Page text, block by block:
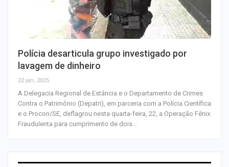
Polícia desarticula grupo investigado por
lavagem de dinheiro
22 jan, 2025
A Delegacia Regional de Estância e o Departamento de Crimes
Contra o Patrimônio (Depatri), em parceria com a Polícia Científica
e o Procon/SE, deflagrou nesta quarta-feira, 22, a Operação Fênix
Fraudulenta para cumprimento de dois…